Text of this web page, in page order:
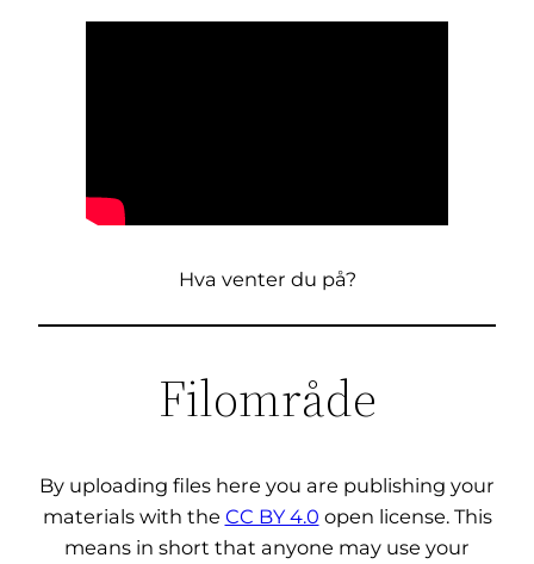
Hva venter du på?
Filområde
By uploading files here you are publishing your
materials with the CC BY 4.0 open license. This
means in short that anyone may use your